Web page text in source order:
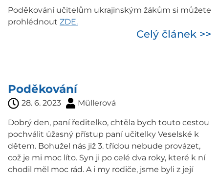
Poděkování učitelům ukrajinským žákům si můžete
prohlédnout ZDE.
Celý článek >>
Poděkování
28. 6. 2023 Müllerová
Dobrý den, paní ředitelko, chtěla bych touto cestou
pochválit úžasný přístup paní učitelky Veselské k
dětem. Bohužel nás již 3. třídou nebude provázet,
což je mi moc líto. Syn ji po celé dva roky, které k ní
chodil měl moc rád. A i my rodiče, jsme byli z její